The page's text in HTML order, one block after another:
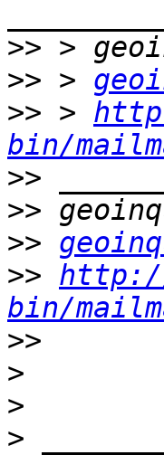
>>
>> >
>> >
bin/
>>
>>
>>
>>
bin/
>>
>
>
>